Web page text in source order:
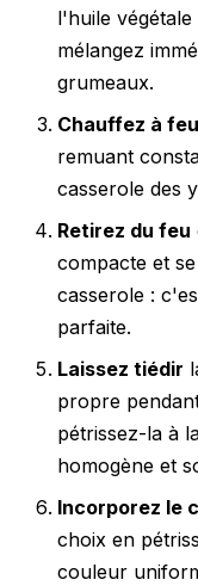
l'huile
mélangez
grumeaux.
Chauffez à
remuant
casserole des
Retirez du feu
compacte et
casserole :
parfaite.
Laissez tiédir
propre
pétrissez-la à
homogène et
Incorporez le
choix en
couleur